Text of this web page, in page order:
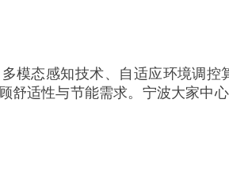
模态感知技术、自适应环境调
舒适性与节能需求。宁波大家中